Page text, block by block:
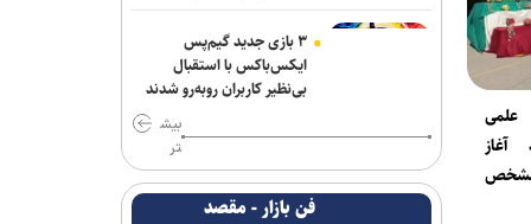
علمی
مرداد آغاز
مشخص
۳ بازی جدید گیم‌پس
ایکس‌باکس با استقبال
بی‌نظیر کاربران روبه‌رو شدند
بیش
تر
فن بازار - مقصد